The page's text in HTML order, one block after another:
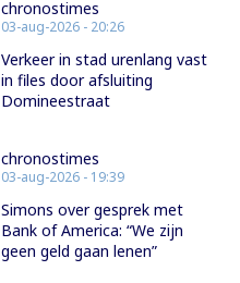
chronostimes
03-aug-2026 - 20:26
Verkeer in stad urenlang vast
in files door afsluiting
Domineestraat
chronostimes
03-aug-2026 - 19:39
Simons over gesprek met
Bank of America: “We zijn
geen geld gaan lenen”